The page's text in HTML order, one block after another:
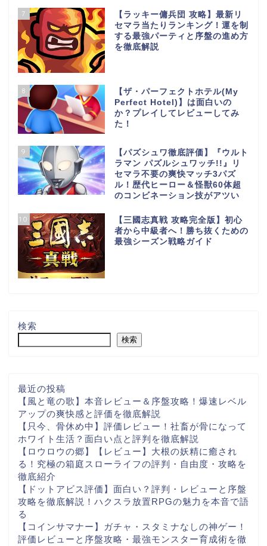
7
【ラッキー傭兵団 攻略】最新リ
セマラ当たりランキング！運を制
する最強パーティと序盤の進め方
を徹底解説
8
【ザ・パーフェクトホテル(My
Perfect Hotel)】は面白いの
か？プレイしてレビューしてみ
た！
9
【パズシュワ徹底評価】『ウルト
ラマン パズルシュワッチ!!』リ
セマラ不要の爽快マッチ3パズ
ル！歴代ヒーロー＆怪獣60体超
のコンビネーション技がアツい
10
【三國志真戦 攻略完全版】初心
者から中級者へ！勝ち抜くための
最強シーズン戦略ガイド
検索
検索
最近の投稿
【風と竜の歌】本音レビュー＆序盤攻略！爆速レベル
アップの爽快感と評価を徹底解説
【只今、骨休め中】評価レビュー！社畜が骨になって
ホワイト生活？面白い点と評判を徹底解説
【ロウロウの郷】【レビュー】大根の妖精に癒され
る！究極の箱庭スローライフの評判・自由度・攻略を
徹底紹介
【ドットアビス評価】面白い？評判・レビューと序盤
攻略を徹底解説！ハクスラ放置RPGの魅力を本音で語
る
【コインサマナー】ガチャ・スタミナなしの神ゲー！
評価レビューと序盤攻略・最強モンスター育成術を徹